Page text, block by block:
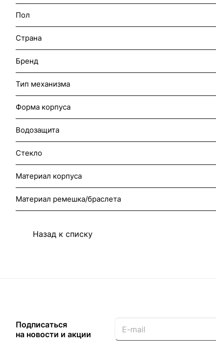
Пол
Страна
Бренд
Тип механизма
Форма корпуса
Водозащита
Стекло
Материал корпуса
Материал ремешка/браслета
Назад к списку
Подписаться
на новости и акции